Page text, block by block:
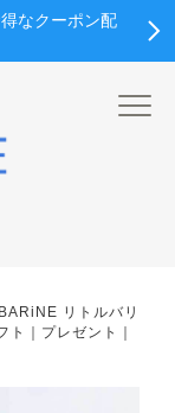
なクーポン配
リトルバリ
｜プレゼント｜